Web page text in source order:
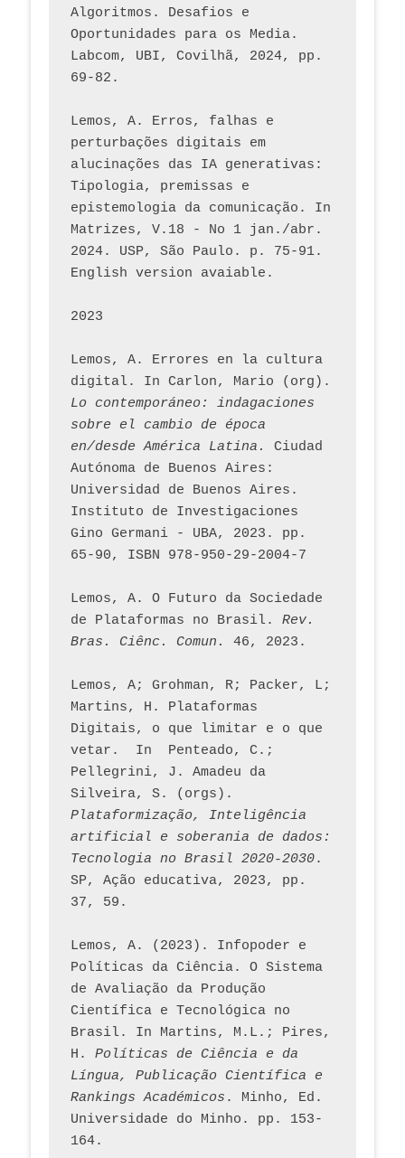
Algoritmos. Desafios e
Oportunidades para os Media.
Labcom, UBI, Covilhã, 2024, pp.
69-82.
Lemos, A. Erros, falhas e
perturbações digitais em
alucinações das IA generativas:
Tipologia, premissas e
epistemologia da comunicação. In
Matrizes, V.18 - No 1 jan./abr.
2024. USP, São Paulo. p. 75-91.
English version avaiable.
2023
Lemos, A. Errores en la cultura
Lo contemporáneo: indagaciones
sobre el cambio de época
en/desde América Latina.
Ciudad
Autónoma de Buenos Aires:
Universidad de Buenos Aires.
Instituto de Investigaciones
Gino Germani - UBA, 2023. pp.
65-90, ISBN 978-950-29-2004-7
Lemos, A. O Futuro da Sociedade
de Plataformas no Brasil. Rev.
Bras. Ciênc. Comun.
Lemos, A; Grohman, R; Packer, L;
Martins, H. Plataformas
Digitais, o que limitar e o que
vetar.  In  Penteado, C.;
Pellegrini, J. Amadeu da
Plataformização, Inteligência
artificial e soberania de dados:
Tecnologia no Brasil 2020-2030.
SP, Ação educativa, 2023, pp.
37, 59.
Lemos, A. (2023). Infopoder e
Políticas da Ciência. O Sistema
de Avaliação da Produção
Científica e Tecnológica no
Brasil. In Martins, M.L.; Pires,
H. Políticas de Ciência e da
Língua, Publicação Científica e
Rankings Académicos . Minho, Ed.
Universidade do Minho. pp. 153-
164.